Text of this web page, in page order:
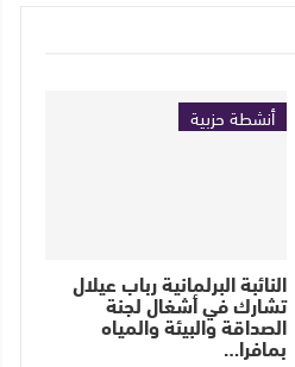
أنشطة حزبية
النائبة البرلمانية رباب عيلال
تشارك في أشغال لجنة
الصداقة والبيئة والمياه
بمافرا…